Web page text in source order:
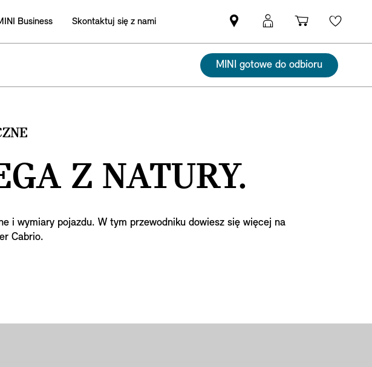
Business Skontaktuj się z nami
Znajdź
Partnera
MINI
Logowanie
MyMini
Koszyk
MINI gotowe do odbioru
Z NATURY.
i wymiary pojazdu. W tym przewodniku dowiesz się więcej na
Cabrio.